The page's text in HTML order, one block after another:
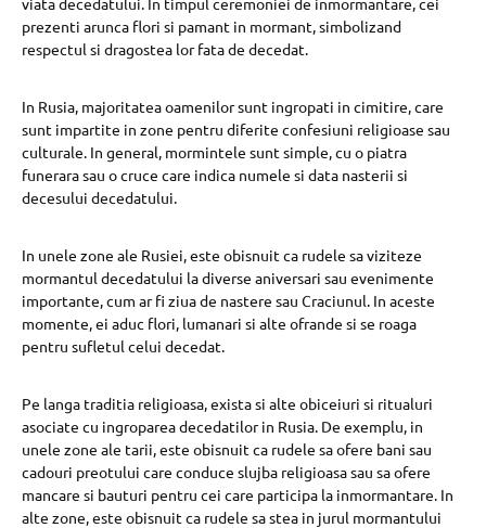
prezenti arunca flori si pamant in mormant, simbolizand
respectul si dragostea lor fata de decedat.
In Rusia, majoritatea oamenilor sunt ingropati in cimitire, care
sunt impartite in zone pentru diferite confesiuni religioase sau
culturale. In general, mormintele sunt simple, cu o piatra
funerara sau o cruce care indica numele si data nasterii si
decesului decedatului.
In unele zone ale Rusiei, este obisnuit ca rudele sa viziteze
mormantul decedatului la diverse aniversari sau evenimente
importante, cum ar fi ziua de nastere sau Craciunul. In aceste
momente, ei aduc flori, lumanari si alte ofrande si se roaga
pentru sufletul celui decedat.
Pe langa traditia religioasa, exista si alte obiceiuri si ritualuri
asociate cu ingroparea decedatilor in Rusia. De exemplu, in
unele zone ale tarii, este obisnuit ca rudele sa ofere bani sau
cadouri preotului care conduce slujba religioasa sau sa ofere
mancare si bauturi pentru cei care participa la inmormantare. In
alte zone, este obisnuit ca rudele sa stea in jurul mormantului